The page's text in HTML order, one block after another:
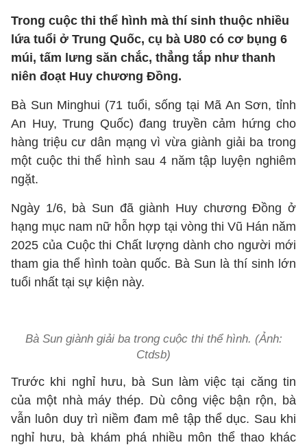
Trong cuộc thi thể hình mà thí sinh thuộc nhiều
lứa tuổi ở Trung Quốc, cụ bà U80 có cơ bụng 6
múi, tấm lưng săn chắc, thẳng tắp như thanh
niên đoạt Huy chương Đồng.
Bà Sun Minghui (71 tuổi, sống tại Mã An Sơn, tỉnh
An Huy, Trung Quốc) đang truyền cảm hứng cho
hàng triệu cư dân mạng vì vừa giành giải ba trong
một cuộc thi thể hình sau 4 năm tập luyện nghiêm
ngặt.
Ngày 1/6, bà Sun đã giành Huy chương Đồng ở
hạng mục nam nữ hỗn hợp tại vòng thi Vũ Hán năm
2025 của Cuộc thi Chất lượng dành cho người mới
tham gia thể hình toàn quốc. Bà Sun là thí sinh lớn
tuổi nhất tại sự kiện này.
Bà Sun giành giải ba trong cuộc thi thể hình. (Ảnh:
Ctdsb)
Trước khi nghỉ hưu, bà Sun làm việc tại căng tin
của một nhà máy thép. Dù công việc bận rộn, bà
vẫn luôn duy trì niềm đam mê tập thể dục. Sau khi
nghỉ hưu, bà khám phá nhiều môn thể thao khác